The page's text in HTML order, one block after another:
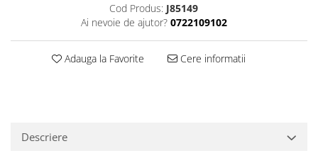
Cod Produs: J85149
Ai nevoie de ajutor? 0722109102
Adauga la Favorite Cere informatii
Descriere